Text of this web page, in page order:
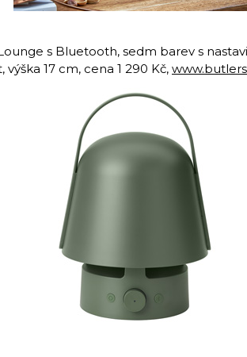
s Bluetooth, sedm barev s
17 cm, cena 1 290 Kč,